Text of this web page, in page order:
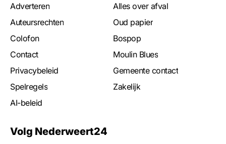
Adverteren
Auteursrechten
Colofon
Contact
Privacybeleid
Spelregels
AI-beleid
Alles over afval
Oud papier
Bospop
Moulin Blues
Gemeente contact
Zakelijk
Volg Nederweert24